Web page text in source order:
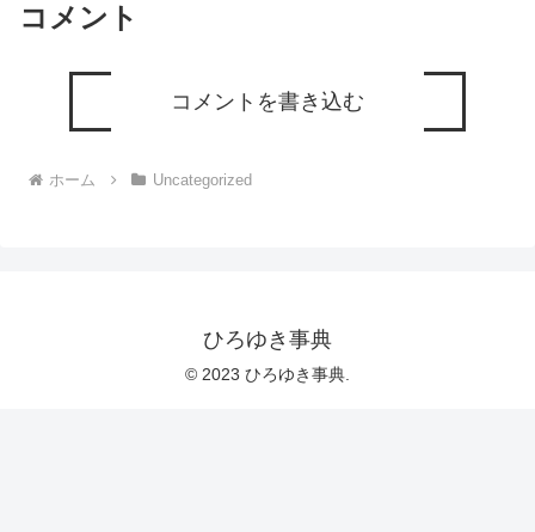
コメント
コメントを書き込む
ホーム Uncategorized
ひろゆき事典
© 2023 ひろゆき事典.